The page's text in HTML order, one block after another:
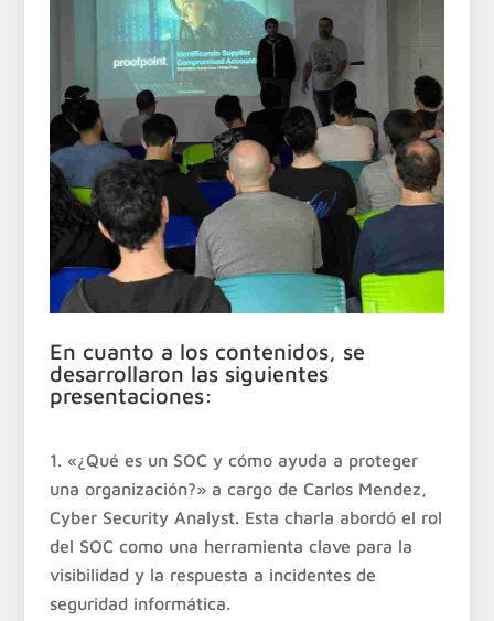
En cuanto a los contenidos, se
desarrollaron las siguientes
presentaciones:
«¿Qué es un SOC y cómo ayuda a proteger
una organización?» a cargo de Carlos Mendez,
Cyber Security Analyst. Esta charla abordó el rol
del SOC como una herramienta clave para la
visibilidad y la respuesta a incidentes de
seguridad informática.